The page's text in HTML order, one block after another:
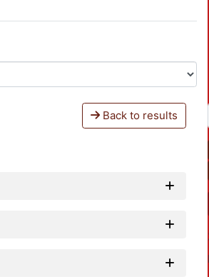
Back to results